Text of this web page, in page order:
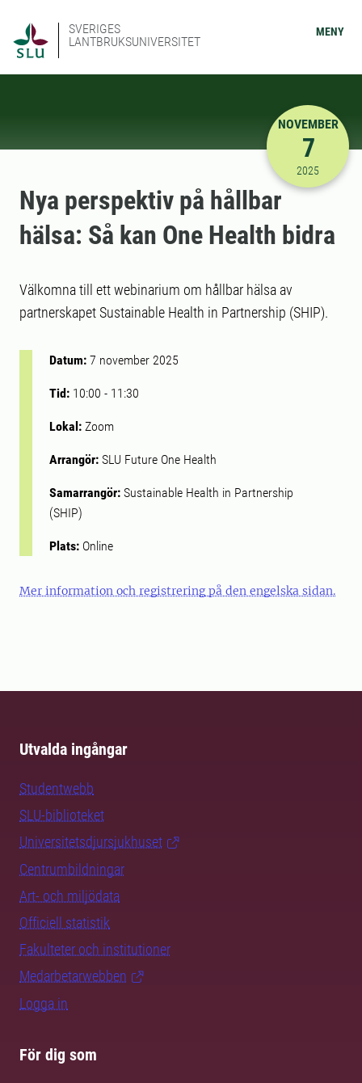
SVERIGES
LANTBRUKSUNIVERSITET
MENY
2025-11-
NOVEMBER
7
2025
Nya perspektiv på hållbar
hälsa: Så kan One Health bidra
Välkomna till ett webinarium om hållbar hälsa av
partnerskapet Sustainable Health in Partnership (SHIP).
Datum: 7 november 2025
Tid: 10:00 - 11:30
Lokal: Zoom
Arrangör: SLU Future One Health
Samarrangör: Sustainable Health in Partnership
(SHIP)
Plats: Online
Mer information och registrering på den engelska sidan.
Utvalda ingångar
Studentwebb
SLU-biblioteket
Universitetsdjursjukhuset
Centrumbildningar
Art- och miljödata
Officiell statistik
Fakulteter och institutioner
Medarbetarwebben
Logga in
För dig som